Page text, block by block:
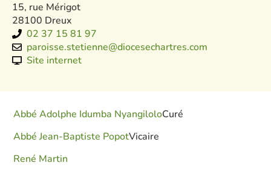
15, rue Mérigot
28100 Dreux
02 37 15 81 97
paroisse.stetienne@diocesechartres.com
Site internet
Abbé Adolphe Idumba NyangiloloCuré
Abbé Jean-Baptiste PopotVicaire
René Martin